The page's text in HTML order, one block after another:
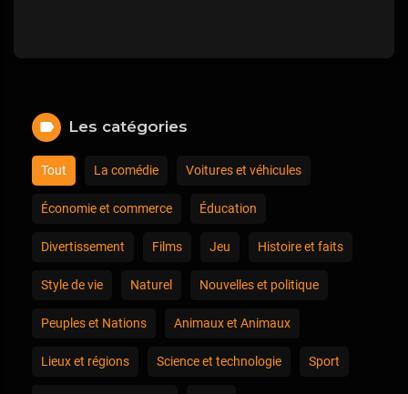
Les catégories
Tout La comédie Voitures et véhicules
Économie et commerce Éducation
Divertissement Films Jeu Histoire et faits
Style de vie Naturel Nouvelles et politique
Peuples et Nations Animaux et Animaux
Lieux et régions Science et technologie Sport